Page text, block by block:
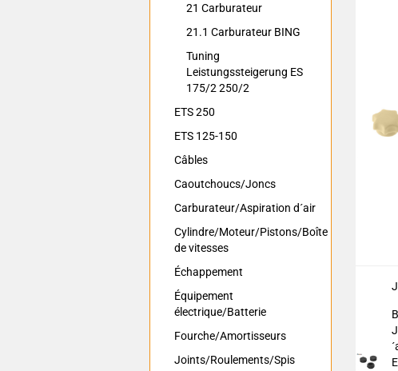
21 Carburateur
21.1 Carburateur BING
Tuning
Leistungssteigerung ES
175/2 250/2
ETS 250
ETS 125-150
Câbles
Caoutchoucs/Joncs
Carburateur/Aspiration d´air
Cylindre/Moteur/Pistons/Boîte
de vitesses
Échappement
Équipement
électrique/Batterie
Fourche/Amortisseurs
Joints/Roulements/Spis